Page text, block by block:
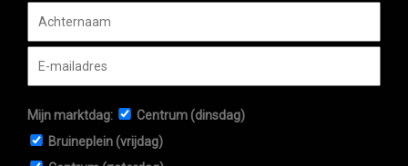
Mijn marktdag:
Centrum (dinsdag)
Bruineplein (vrijdag)